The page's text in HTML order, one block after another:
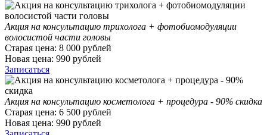
Акция на консультацию трихолога + фотобиомодуляции
волосистой части головы
Старая цена: 8 000 рублей
Новая цена: 990 рублей
Записаться
Акция на консультацию косметолога + процедура - 90% скидка
Старая цена: 6 500 рублей
Новая цена: 990 рублей